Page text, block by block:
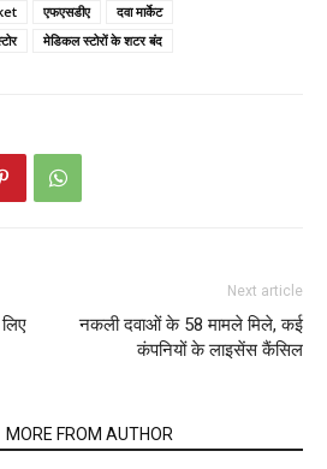
एफएसडीए
दवा मार्केट
मेडिकल स्टोरों के शटर बंद
Next article
नकली दवाओं के 58 मामले मिले, कई
कंपनियों के लाइसेंस कैंसिल
MORE FROM AUTHOR